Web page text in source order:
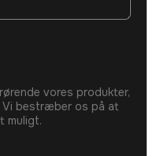
vores produkter,
Vi bestræber os på at
muligt.